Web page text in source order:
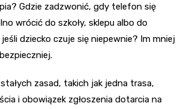
Gdzie zadzwonić, gdy telefon się
wrócić do szkoły, sklepu albo do
dziecko czuje się niepewnie? Im mniej
zasad, takich jak jedna trasa,
i obowiązek zgłoszenia dotarcia na